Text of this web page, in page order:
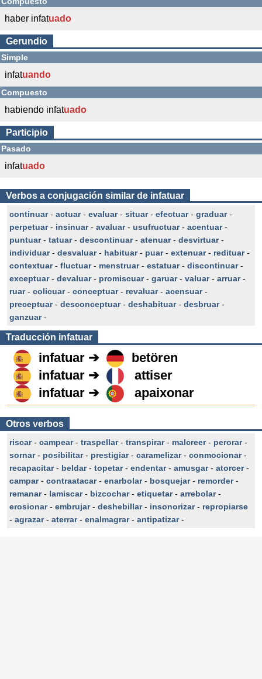
haber infatuado
Gerundio
Simple
infatuando
Compuesto
habiendo infatuado
Participio
Pasado
infatuado
Verbos a conjugación similar de infatuar
continuar- actuar- evaluar- situar- efectuar- graduar-
perpetuar- insinuar- avaluar- usufructuar- acentuar-
puntuar- tatuar- descontinuar- atenuar- desvirtuar-
individuar- desvaluar- habituar- puar- extenuar- redituar-
contextuar- fluctuar- menstruar- estatuar- discontinuar-
exceptuar- devaluar- promiscuar- garuar- valuar- arruar-
ruar- colicuar- conceptuar- revaluar- acensuar-
preceptuar- desconceptuar- deshabituar- desbruar-
ganzuar-
Traducción infatuar
infatuar ➔
betören
infatuar ➔
attiser
infatuar ➔
apaixonar
Otros verbos
riscar- campear- traspellar- transpirar- malcreer- perorar-
sornar- posibilitar- prestigiar- caramelizar- conmocionar-
recapacitar- beldar- topetar- endentar- amusgar- atorcer-
campar- contraatacar- enarbolar- bosquejar- remorder-
remanar- lamiscar- bizcochar- etiquetar- arrebolar-
erosionar- embrujar- deshebillar- insonorizar- repropiarse
- agrazar- aterrar- enalmagrar- antipatizar-